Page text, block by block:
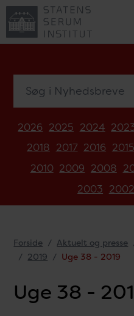
2026 2025 2024
2018 2017 2016 2015
2010 2009 2008
2003 2002
Forside Aktuelt og presse
2019
Uge 38 - 2019
Uge 38 -